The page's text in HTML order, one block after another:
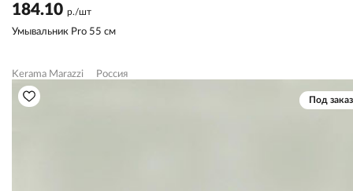
184.10 р./шт
Умывальник Pro 55 см
Kerama Marazzi Россия
Под заказ